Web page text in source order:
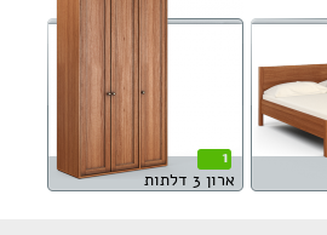
1
ארון 3 דלתות